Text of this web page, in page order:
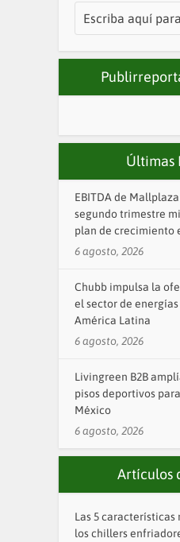
Últimas
EBITDA de
segundo trimestre
plan de crecimiento
6 agosto, 2026
Chubb impulsa la
el sector de
América Latina
6 agosto, 2026
Livingreen B2B
pisos deportivos
México
6 agosto, 2026
Artículos
Las 5
los chillers